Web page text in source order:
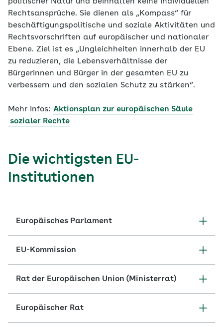
Rechtsansprüche. Sie dienen als „Kompass“ für
beschäftigungspolitische und soziale Aktivitäten und
Rechtsvorschriften auf europäischer und nationaler
Ebene. Ziel ist es „Ungleichheiten innerhalb der EU
zu reduzieren, die Lebensverhältnisse der
Bürgerinnen und Bürger in der gesamten EU zu
verbessern und den sozialen Schutz zu stärken“.
Mehr Infos: Aktionsplan zur europäischen Säule
sozialer Rechte
Die wichtigsten EU-
Institutionen
Europäisches Parlament
EU-Kommission
Rat der Europäischen Union (Ministerrat)
Europäischer Rat